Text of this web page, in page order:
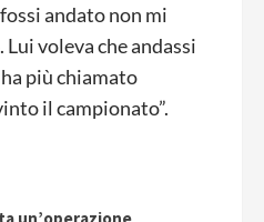
andato non mi
voleva che andassi
più chiamato
il campionato”.